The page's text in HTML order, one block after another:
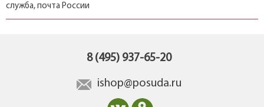
служба, почта России
8 (495) 937-65-20
ishop@posuda.ru